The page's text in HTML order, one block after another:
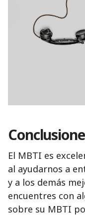
El MBTI es
al ayudarnos a
y a los demás
encuentres con
sobre su MBTI